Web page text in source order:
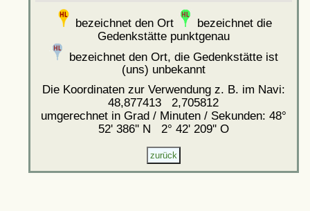
bezeichnet den Ort
bezeichnet die
Gedenkstätte punktgenau
bezeichnet den Ort, die Gedenkstätte ist
(uns) unbekannt
Die Koordinaten zur Verwendung z. B. im Navi:
48,877413 2,705812
umgerechnet in Grad / Minuten / Sekunden: 48°
52' 386'' N 2° 42' 209'' O